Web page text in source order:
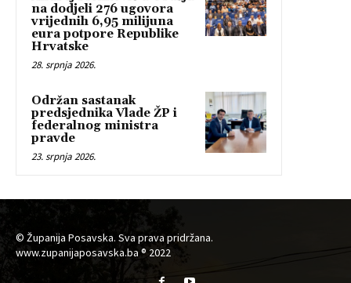
na dodjeli 276 ugovora
vrijednih 6,95 milijuna
eura potpore Republike
Hrvatske
28. srpnja 2026.
Održan sastanak
predsjednika Vlade ŽP i
federalnog ministra
pravde
23. srpnja 2026.
© Županija Posavska. Sva prava pridržana.
www.zupanijaposavska.ba ® 2022